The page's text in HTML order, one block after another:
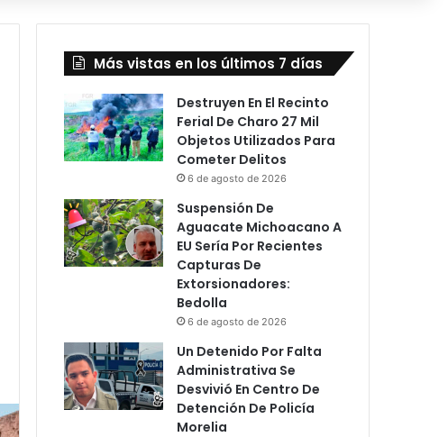
Más vistas en los últimos 7 días
Destruyen En El Recinto
Ferial De Charo 27 Mil
Objetos Utilizados Para
Cometer Delitos
6 de agosto de 2026
Suspensión De
Aguacate Michoacano A
EU Sería Por Recientes
Capturas De
Extorsionadores:
Bedolla
6 de agosto de 2026
Un Detenido Por Falta
Administrativa Se
Desvivió En Centro De
Detención De Policía
Morelia